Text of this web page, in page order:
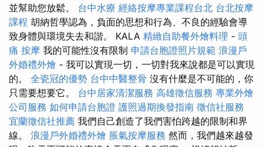
並幫助您放鬆。 台中水療 經絡按摩專業課程台北 台北按摩
課程 胡納哲學認為，負面的思想和行為、不良的經驗會導
致身體與環境失去和諧。 KALA 精緻自助餐外燴料理 - 頭
痛 按摩 我的可能性沒有限制 申請台胞證照片規範 浪漫戶
外婚禮外燴 - 我可以實現一切，一切對我來說都是可以實現
的。 全瓷冠的優勢 台中中醫整骨 沒有什麼是不可能的，你
只需要想要它。 台中居家清潔服務 高雄徵信服務 專業外燴
公司服務 如何申請台胞證 護照過期換發指南 徵信社服務
宜蘭徵信社推薦 我們自己創造了我們害怕跨越的限制和界
線。 浪漫戶外婚禮外燴 脹氣按摩服務 然而，我們越來越發